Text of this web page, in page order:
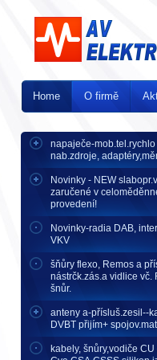
napaječe-mob.tel.rychlo
nab.zdroje,
Novinky - NEW
zaručené v
provedení!
Novinky-radia DAB,
VKV
šňůry flexo, Remos a
nástrčk.zás.a vidlice vč.
šnůr.
anteny a-přísluš.zesil--
DVBT přijím+
kabely, šnůry,vodiče CU
Home O firmě